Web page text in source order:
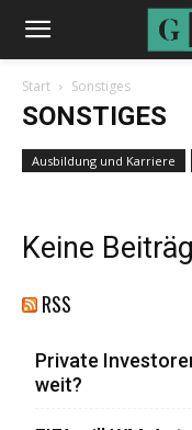
Start Sonstiges
SONSTIGES
Ausbildung und Karriere
Keine
RSS
Private
weit?